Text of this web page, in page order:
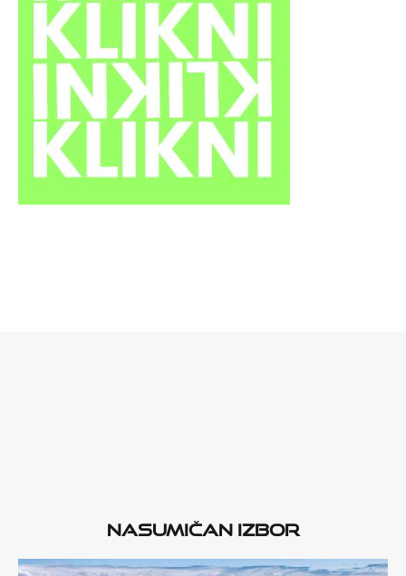
Nasumičan izbor